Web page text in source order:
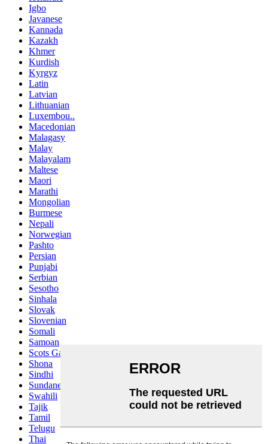
Igbo
Javanese
Kannada
Kazakh
Khmer
Kurdish
Kyrgyz
Latin
Latvian
Lithuanian
Luxembou..
Macedonian
Malagasy
Malay
Malayalam
Maltese
Maori
Marathi
Mongolian
Burmese
Nepali
Norwegian
Pashto
Persian
Punjabi
Serbian
Sesotho
Sinhala
Slovak
Slovenian
Somali
Samoan
Scots Gaelic
Shona
Sindhi
Sundanese
Swahili
Tajik
Tamil
Telugu
Thai